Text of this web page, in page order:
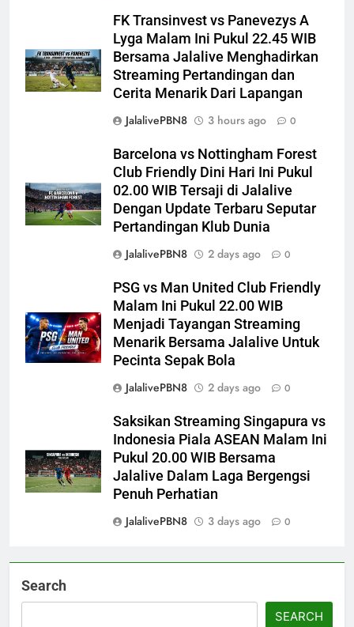
FK Transinvest vs Panevezys A
Lyga Malam Ini Pukul 22.45 WIB
Bersama Jalalive Menghadirkan
Streaming Pertandingan dan
Cerita Menarik Dari Lapangan
JalalivePBN8
3 hours ago 0
Barcelona vs Nottingham Forest
Club Friendly Dini Hari Ini Pukul
02.00 WIB Tersaji di Jalalive
Dengan Update Terbaru Seputar
Pertandingan Klub Dunia
JalalivePBN8
2 days ago 0
PSG vs Man United Club Friendly
Malam Ini Pukul 22.00 WIB
Menjadi Tayangan Streaming
Menarik Bersama Jalalive Untuk
Pecinta Sepak Bola
JalalivePBN8
2 days ago 0
Saksikan Streaming Singapura vs
Indonesia Piala ASEAN Malam Ini
Pukul 20.00 WIB Bersama
Jalalive Dalam Laga Bergengsi
Penuh Perhatian
JalalivePBN8
3 days ago 0
Search
SEARCH